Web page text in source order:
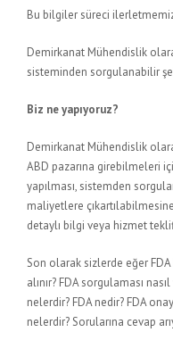
Bu bilgiler süreci
Demirkanat Mühendislik
sisteminden sorgulanabilir
Biz ne yapıyoruz?
Demirkanat Mühendislik
ABD pazarına girebilmeleri
yapılması, sistemden
maliyetlere
detaylı bilgi veya hizmet
Son olarak sizlerde eğer FDA
alınır? FDA sorgulaması
nelerdir? FDA nedir? FDA
nelerdir? Sorularına cevap